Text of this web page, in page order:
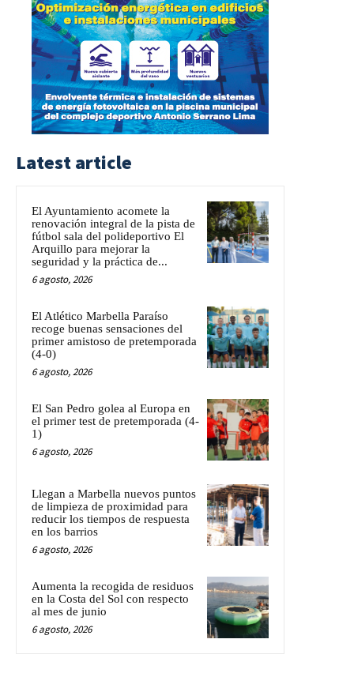
Latest article
El Ayuntamiento acomete la
renovación integral de la pista de
fútbol sala del polideportivo El
Arquillo para mejorar la
seguridad y la práctica de...
6 agosto, 2026
El Atlético Marbella Paraíso
recoge buenas sensaciones del
primer amistoso de pretemporada
(4-0)
6 agosto, 2026
El San Pedro golea al Europa en
el primer test de pretemporada (4-
1)
6 agosto, 2026
Llegan a Marbella nuevos puntos
de limpieza de proximidad para
reducir los tiempos de respuesta
en los barrios
6 agosto, 2026
Aumenta la recogida de residuos
en la Costa del Sol con respecto
al mes de junio
6 agosto, 2026